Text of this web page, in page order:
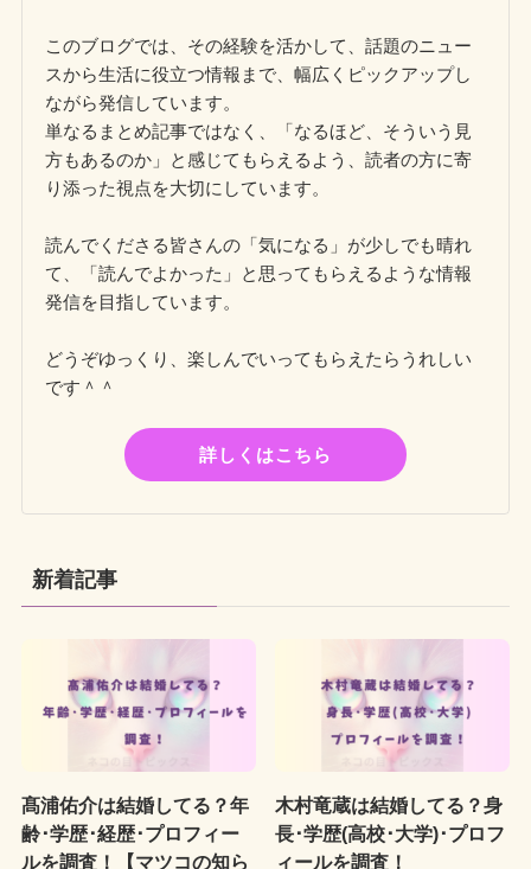
このブログでは、その経験を活かして、話題のニュー
スから生活に役立つ情報まで、幅広くピックアップし
ながら発信しています。
単なるまとめ記事ではなく、「なるほど、そういう見
方もあるのか」と感じてもらえるよう、読者の方に寄
り添った視点を大切にしています。
読んでくださる皆さんの「気になる」が少しでも晴れ
て、「読んでよかった」と思ってもらえるような情報
発信を目指しています。
どうぞゆっくり、楽しんでいってもらえたらうれしい
です＾＾
詳しくはこちら
新着記事
髙浦佑介は結婚してる？年
齢･学歴･経歴･プロフィー
ルを調査！【マツコの知ら
木村竜蔵は結婚してる？身
長･学歴(高校･大学)･プロフ
ィールを調査！